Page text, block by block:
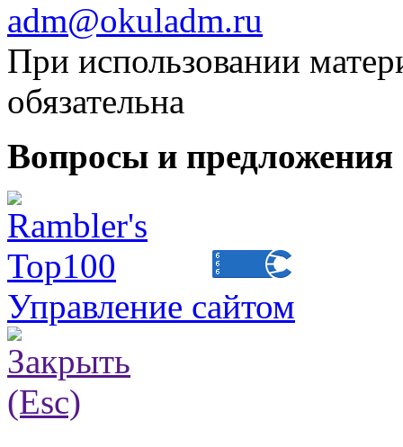
adm@okuladm.ru
При использовании
обязательна
Вопросы и
Управление сайтом